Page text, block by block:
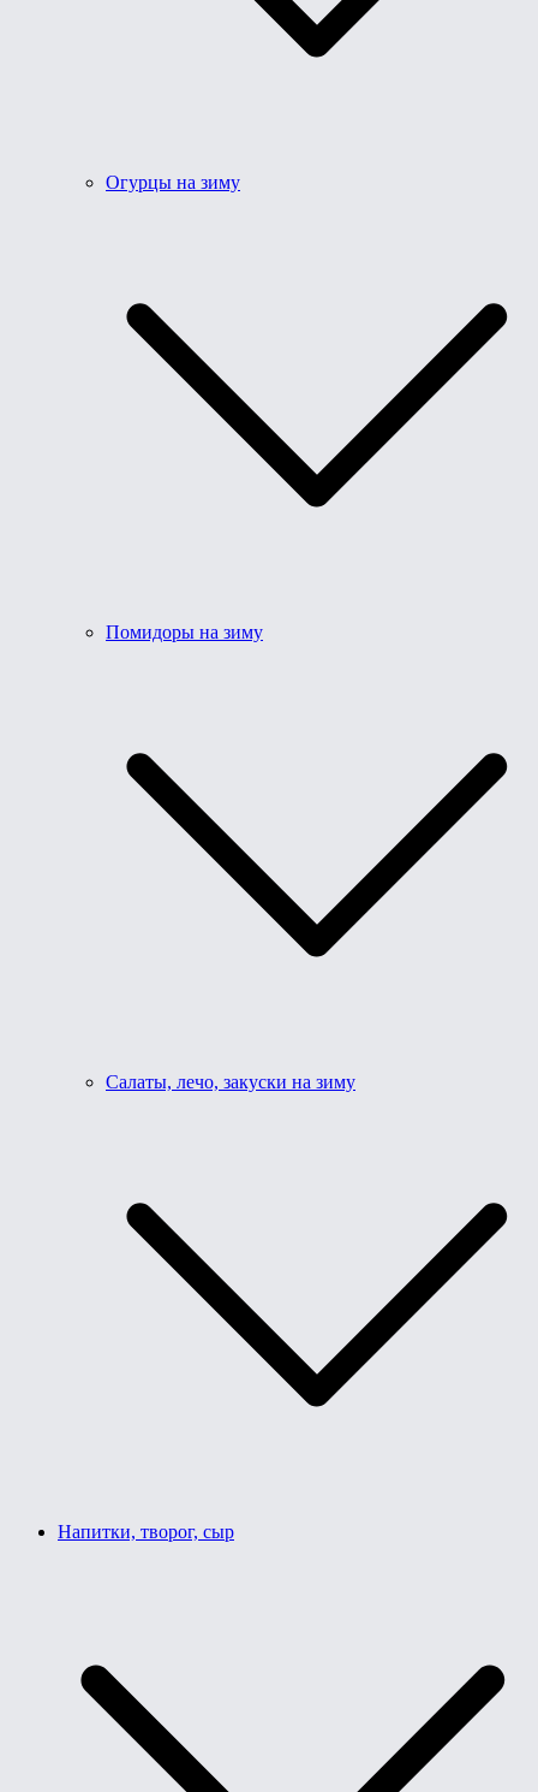
Огурцы на зиму
Помидоры на зиму
Салаты, лечо, закуски на зиму
Напитки, творог, сыр